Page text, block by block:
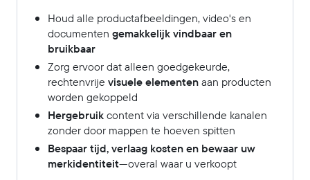
Houd alle productafbeeldingen, video's en
documenten gemakkelijk vindbaar en
bruikbaar
Zorg ervoor dat alleen goedgekeurde,
rechtenvrije visuele elementenaan producten
worden gekoppeld
Hergebruikcontent via verschillende kanalen
zonder door mappen te hoeven spitten
Bespaar tijd, verlaag kosten en bewaar uw
merkidentiteit—overal waar u verkoopt